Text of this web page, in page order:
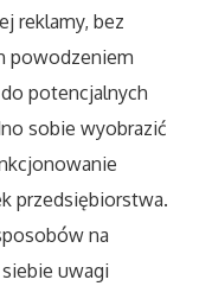
reklamy, bez
powodzeniem
potencjalnych
sobie wyobrazić
przedsiębiorstwa.
na
uwagi